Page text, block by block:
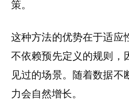
策。
这种方法的优势在于适应
不依赖预先定义的规则，
见过的场景。随着数据不
力会自然增长。